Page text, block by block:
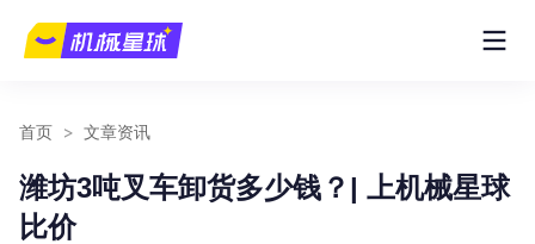
首页 > 文章资讯
潍坊3吨叉车卸货多少钱？| 上机械星球
比价